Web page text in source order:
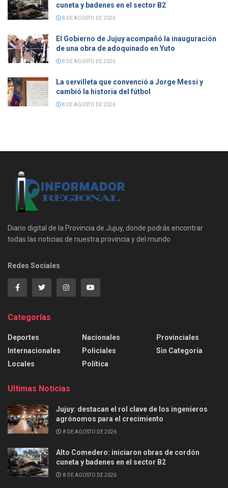
cuneta y badenes en el sector B2
8 DE AGOSTO DE 2026
El Gobierno de Jujuy acompañó la inauguración
de una obra de adoquinado en Yuto
8 DE AGOSTO DE 2026
La servilleta que convenció a Jorge Messi y
cambió la historia del fútbol
8 DE AGOSTO DE 2026
Diario digital de la Provincia de Jujuy, donde podrás encontrar
todas las noticias de nuestra provincia y del mundo
Redes Sociales
Categorías
Deportes
Internacionales
Locales
Nacionales
Policiales
Política
Provinciales
Sin Categoría
Ultimas Noticias
Jujuy: destacan el rol clave de los ingenieros
agrónomos para el crecimiento
8 DE AGOSTO DE 2026
Alto Comedero: iniciaron obras de cordón
cuneta y badenes en el sector B2
8 DE AGOSTO DE 2026